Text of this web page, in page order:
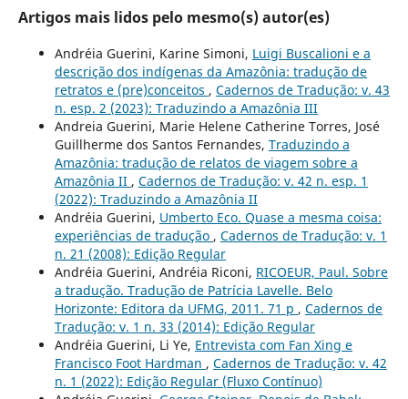
Artigos mais lidos pelo mesmo(s) autor(es)
Andréia Guerini, Karine Simoni, Luigi Buscalioni e a
descrição dos indígenas da Amazônia: tradução de
retratos e (pre)conceitos , Cadernos de Tradução: v. 43
n. esp. 2 (2023): Traduzindo a Amazônia III
Andreia Guerini, Marie Helene Catherine Torres, José
Guillherme dos Santos Fernandes, Traduzindo a
Amazônia: tradução de relatos de viagem sobre a
Amazônia II , Cadernos de Tradução: v. 42 n. esp. 1
(2022): Traduzindo a Amazônia II
Andréia Guerini, Umberto Eco. Quase a mesma coisa:
experiências de tradução , Cadernos de Tradução: v. 1
n. 21 (2008): Edição Regular
Andréia Guerini, Andréia Riconi, RICOEUR, Paul. Sobre
a tradução. Tradução de Patrícia Lavelle. Belo
Horizonte: Editora da UFMG, 2011. 71 p , Cadernos de
Tradução: v. 1 n. 33 (2014): Edição Regular
Andréia Guerini, Li Ye, Entrevista com Fan Xing e
Francisco Foot Hardman , Cadernos de Tradução: v. 42
n. 1 (2022): Edição Regular (Fluxo Contínuo)